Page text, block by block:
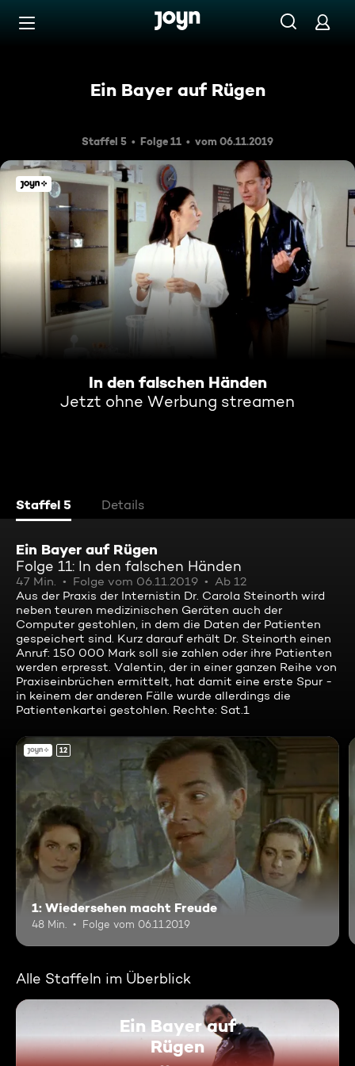
Zum Inhalt springen
Ein Bayer auf Rügen
Staffel 5 Folge 11 vom 06.11.2019
In den falschen Händen
Jetzt ohne Werbung streamen
Staffel 5 Details
Ein Bayer auf Rügen
Folge 11: In den falschen Händen
47 Min. Folge vom 06.11.2019
Ab 12
Aus der Praxis der Internistin Dr. Carola Steinorth wird
neben teuren medizinischen Geräten auch der
Computer gestohlen, in dem die Daten der Patienten
gespeichert sind. Kurz darauf erhält Dr. Steinorth einen
Anruf: 150 000 Mark soll sie zahlen oder ihre Patienten
werden erpresst. Valentin, der in einer ganzen Reihe von
Praxiseinbrüchen ermittelt, hat damit eine erste Spur -
in keinem der anderen Fälle wurde allerdings die
Patientenkartei gestohlen. Rechte: Sat.1
12
1: Wiedersehen macht Freude
48 Min. Folge vom 06.11.2019
Alle Staffeln im Überblick
Ein Bayer auf
Rügen